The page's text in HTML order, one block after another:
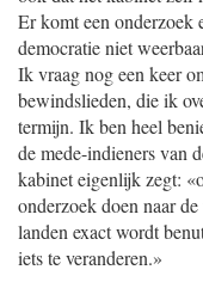
Er komt een onderzoek
democratie niet
Ik vraag nog een keer
bewindslieden, die ik
termijn. Ik ben heel
de mede-indieners van
kabinet eigenlijk zegt:
onderzoek doen naar
landen exact wordt
iets te veranderen.»